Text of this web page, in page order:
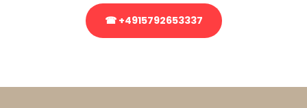
☎ +4915792653337